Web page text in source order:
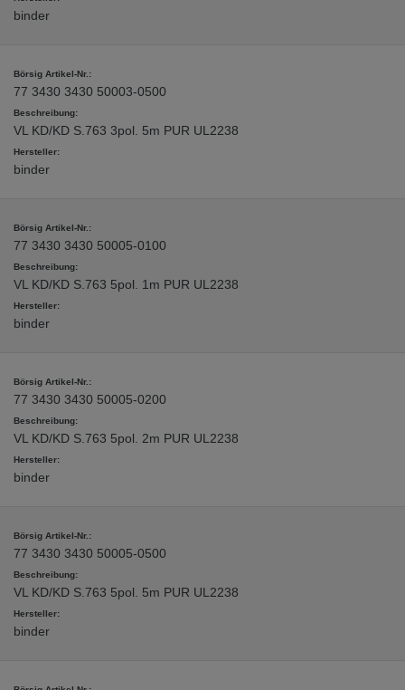
binder
77 3430 3430 50003-0500
VL KD/KD S.763 3pol. 5m PUR UL2238
binder
77 3430 3430 50005-0100
VL KD/KD S.763 5pol. 1m PUR UL2238
binder
77 3430 3430 50005-0200
VL KD/KD S.763 5pol. 2m PUR UL2238
binder
77 3430 3430 50005-0500
VL KD/KD S.763 5pol. 5m PUR UL2238
binder